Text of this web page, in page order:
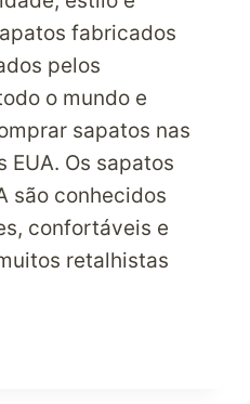
fabricados
pelos
o mundo e
sapatos nas
EUA. Os sapatos
são conhecidos
confortáveis e
retalhistas